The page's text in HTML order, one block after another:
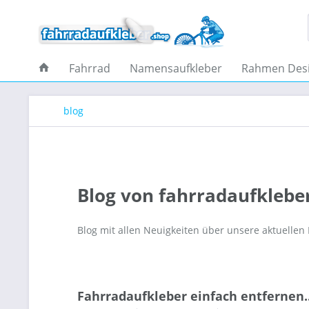
Fahrrad Namensaufkleber Rahmen
blog
Blog von
Blog mit allen Neuigkeiten über unsere
Fahrradaufkleber einfach